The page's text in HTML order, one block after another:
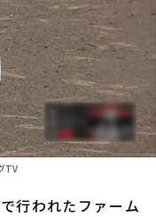
TV
行われたファーム